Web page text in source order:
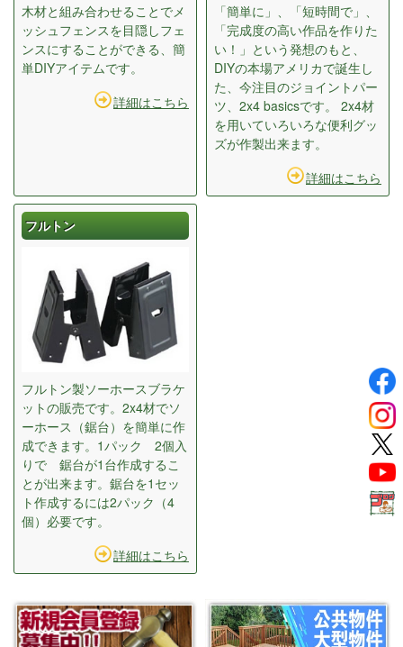
木材と組み合わせることでメ
ッシュフェンスを目隠しフェ
ンスにすることができる、簡
単DIYアイテムです。
詳細はこちら
「簡単に」、「短時間で」、
「完成度の高い作品を作りた
い！」という発想のもと、
DIYの本場アメリカで誕生し
た、今注目のジョイントパー
ツ、2x4 basicsです。 2x4材
を用いていろいろな便利グッ
ズが作製出来ます。
詳細はこちら
フルトン
フルトン製ソーホースブラケ
ットの販売です。2x4材でソ
ーホース（鋸台）を簡単に作
成できます。1パック 2個入
りで 鋸台が1台作成するこ
とが出来ます。鋸台を1セッ
ト作成するには2パック（4
個）必要です。
詳細はこちら